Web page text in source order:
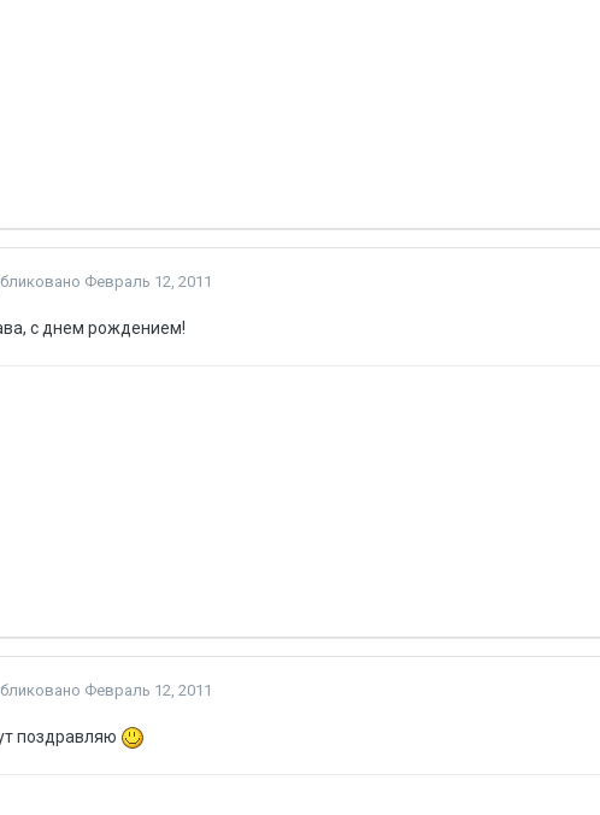
Февраль 12, 2011
с днем рождением!
Февраль 12, 2011
поздравляю